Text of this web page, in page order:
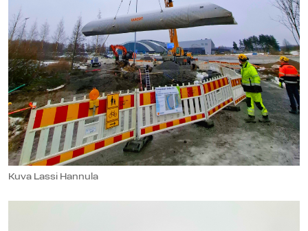
Kuva Lassi Hannula